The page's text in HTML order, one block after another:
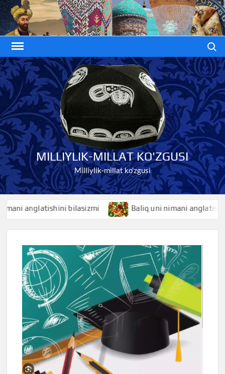
Skip
to
content
MILLIYLIK-MILLAT KO'ZGUSI
Milliylik-millat ko'zgusi
anglatishini bilasizmi Baliq uni nimani anglatishini